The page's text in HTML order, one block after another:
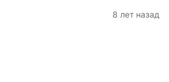
8 лет назад